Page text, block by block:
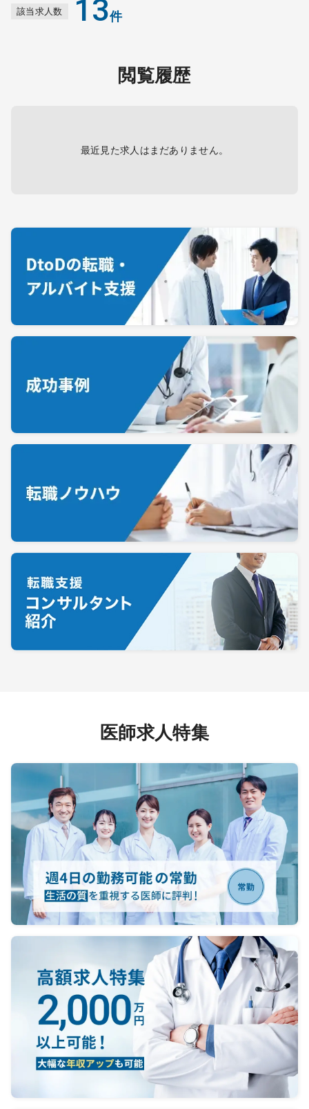
該当求人数 13件
閲覧履歴
最近見た求人はまだありません。
医師求人特集